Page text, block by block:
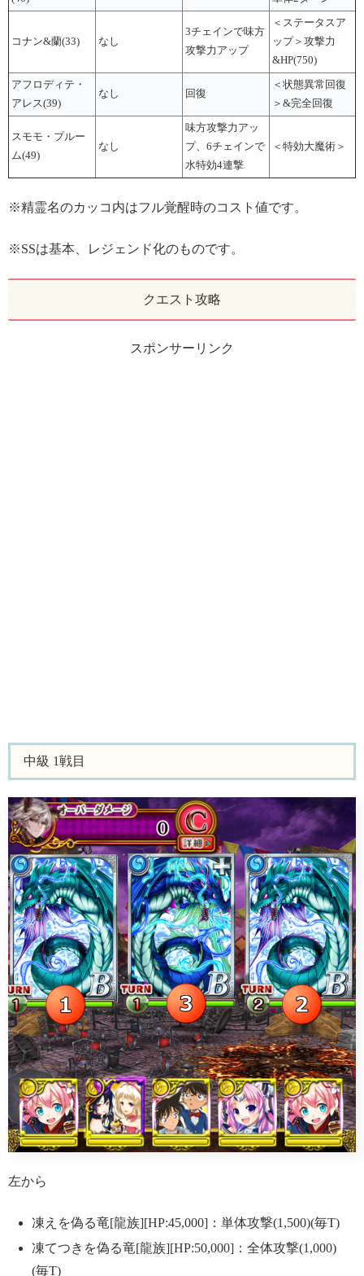
コナン&蘭(33) なし
3チェインで味方
攻撃力アップ
＜ステータスア
ップ＞攻撃力
&HP(750)
アフロディテ・
アレス(39)
なし 回復
＜状態異常回復
＞&完全回復
スモモ・プルー
ム(49)
なし
味方攻撃力アッ
プ、6チェインで
水特効4連撃
＜特効大魔術＞
※精霊名のカッコ内はフル覚醒時のコスト値です。
※SSは基本、レジェンド化のものです。
クエスト攻略
スポンサーリンク
中級 1戦目
左から
凍えを偽る竜[龍族][HP:45,000]：単体攻撃(1,500)(毎T)
凍てつきを偽る竜[龍族][HP:50,000]：全体攻撃(1,000)
(毎T)